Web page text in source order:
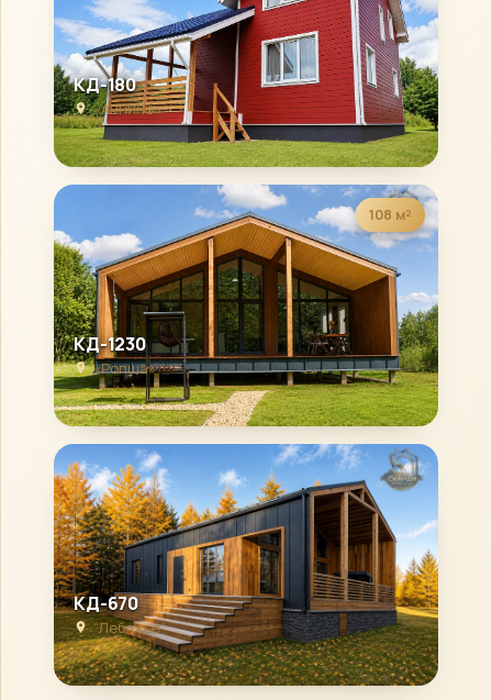
КД-180
«Аннино»
108 м²
КД-1230
«Ропша»
КД-670
“Лебяжье”